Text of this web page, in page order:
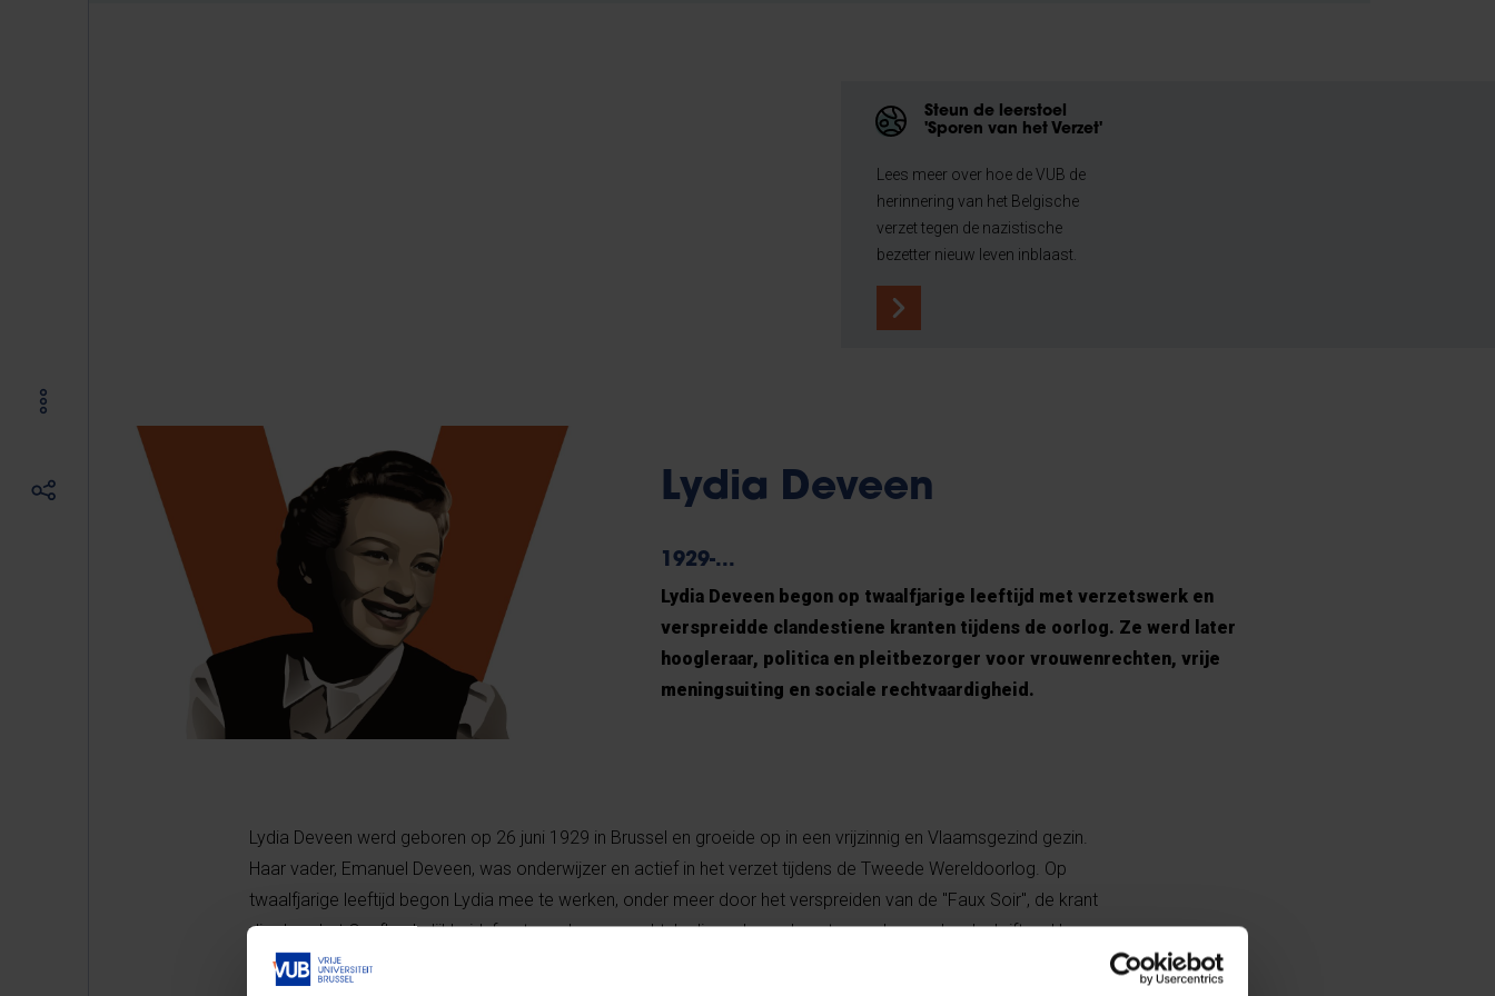
Steun de leerstoel
'Sporen van het Verzet'
Lees meer over hoe de VUB de
herinnering van het Belgische
verzet tegen de nazistische
bezetter nieuw leven inblaast.
Lydia Deveen
1929-...
Lydia Deveen begon op twaalfjarige leeftijd met verzetswerk en
verspreidde clandestiene kranten tijdens de oorlog. Ze werd later
hoogleraar, politica en pleitbezorger voor vrouwenrechten, vrije
meningsuiting en sociale rechtvaardigheid.
Lydia Deveen werd geboren op 26 juni 1929 in Brussel en groeide op in een vrijzinnig en Vlaamsgezind gezin.
Haar vader, Emanuel Deveen, was onderwijzer en actief in het verzet tijdens de Tweede Wereldoorlog. Op
twaalfjarige leeftijd begon Lydia mee te werken, onder meer door het verspreiden van de "Faux Soir", de krant
die door het Onafhankelijkheidsfront werd nagemaakt. Lydia verborg deze tussen haar schoolschriften. Haar
vader was verantwoordelijk voor de sluikpers in Brabant en Lydia herinnerde zich dat leraressen haar schriften